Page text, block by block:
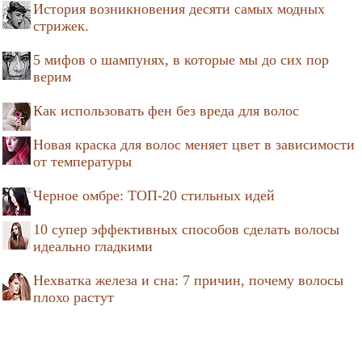
История возникновения десяти самых модных
стрижек.
5 мифов о шампунях, в которые мы до сих пор
верим
Как использовать фен без вреда для волос
Новая краска для волос меняет цвет в зависимости
от температуры
Черное омбре: ТОП-20 стильных идей
10 супер эффективных способов сделать волосы
идеально гладкими
Нехватка железа и сна: 7 причин, почему волосы
плохо растут